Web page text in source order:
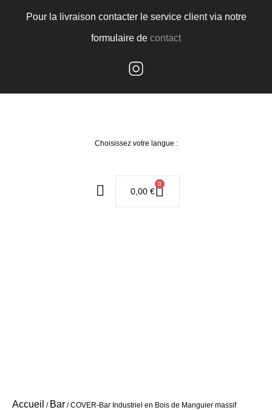
Pour la livraison contacter le service client via notre
formulaire de contact
Choisissez votre langue :
0,00 €
0
Accueil / Bar / COVER-Bar Industriel en Bois de Manguier massif